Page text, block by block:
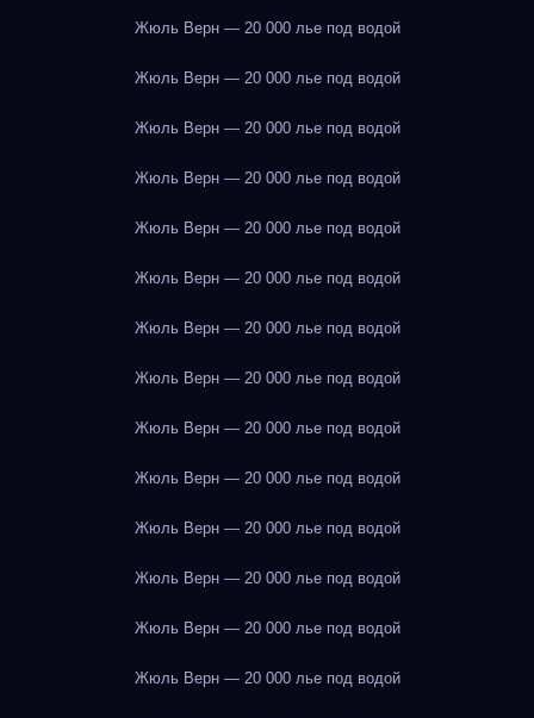
Жюль Верн — 20 000 лье под водой
Жюль Верн — 20 000 лье под водой
Жюль Верн — 20 000 лье под водой
Жюль Верн — 20 000 лье под водой
Жюль Верн — 20 000 лье под водой
Жюль Верн — 20 000 лье под водой
Жюль Верн — 20 000 лье под водой
Жюль Верн — 20 000 лье под водой
Жюль Верн — 20 000 лье под водой
Жюль Верн — 20 000 лье под водой
Жюль Верн — 20 000 лье под водой
Жюль Верн — 20 000 лье под водой
Жюль Верн — 20 000 лье под водой
Жюль Верн — 20 000 лье под водой